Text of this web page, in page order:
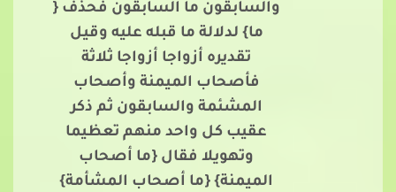
والسابقون ما السابقون فحذف {
ما} لدلالة ما قبله عليه وقيل
تقديره أزواجا أزواجا ثلاثة
فأصحاب الميمنة وأصحاب
المشئمة والسابقون ثم ذكر
عقيب كل واحد منهم تعظيما
وتهويلا فقال {ما أصحاب
الميمنة} {ما أصحاب المشأمة}